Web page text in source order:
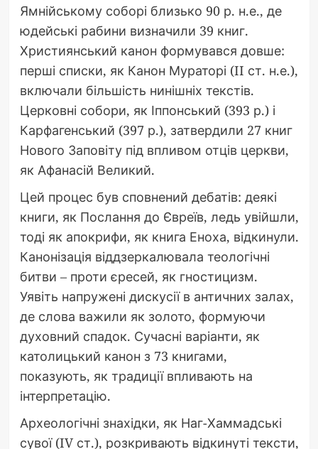
Ямнійському соборі близько 90 р. н.е., де
юдейські рабини визначили 39 книг.
Християнський канон формувався довше:
перші списки, як Канон Мураторі (II ст. н.е.),
включали більшість нинішніх текстів.
Церковні собори, як Іппонський (393 р.) і
Карфагенський (397 р.), затвердили 27 книг
Нового Заповіту під впливом отців церкви,
як Афанасій Великий.
Цей процес був сповнений дебатів: деякі
книги, як Послання до Євреїв, ледь увійшли,
тоді як апокрифи, як книга Еноха, відкинули.
Канонізація віддзеркалювала теологічні
битви – проти єресей, як гностицизм.
Уявіть напружені дискусії в античних залах,
де слова важили як золото, формуючи
духовний спадок. Сучасні варіанти, як
католицький канон з 73 книгами,
показують, як традиції впливають на
інтерпретацію.
Археологічні знахідки, як Наг-Хаммадські
сувої (IV ст.), розкривають відкинуті тексти,